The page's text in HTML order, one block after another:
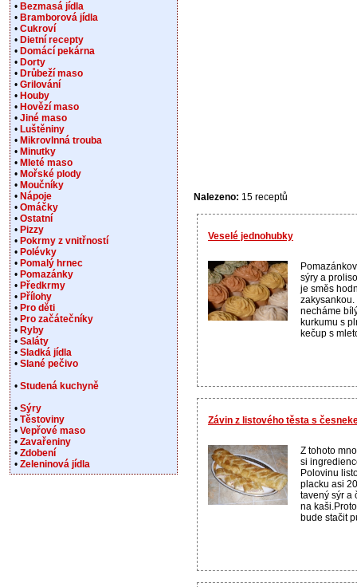
Nalezeno: 15 receptů
Veselé jednohubky
sýry a
je směs
necháme
kurkumu s
kečup s
Závin z listového těsta s
Z tohoto
si
Polovinu
placku asi
tavený sýr a
na
bude stačit
• Bezmasá jídla
• Bramborová jídla
• Cukroví
• Dietní recepty
• Domácí pekárna
• Dorty
• Drůbeží maso
• Grilování
• Houby
• Hovězí maso
• Jiné maso
• Luštěniny
• Mikrovlnná trouba
• Minutky
• Mleté maso
• Mořské plody
• Moučníky
• Nápoje
• Omáčky
• Ostatní
• Pizzy
• Pokrmy z vnitřností
• Polévky
• Pomalý hrnec
• Pomazánky
• Předkrmy
• Přílohy
• Pro děti
• Pro začátečníky
• Ryby
• Saláty
• Sladká jídla
• Slané pečivo
• Studená kuchyně
• Sýry
• Těstoviny
• Vepřové maso
• Zavařeniny
• Zdobení
• Zeleninová jídla